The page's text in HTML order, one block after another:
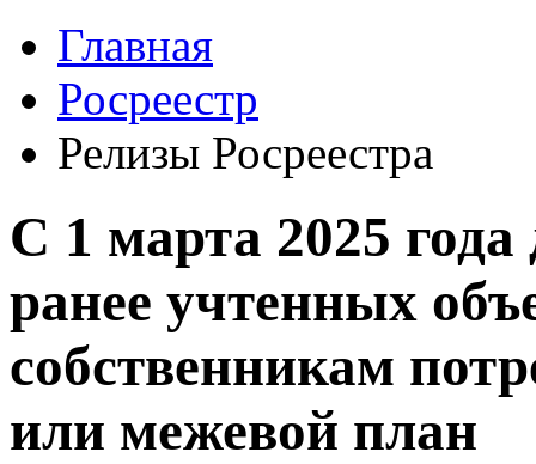
Главная
Росреестр
Релизы Росреестра
С 1 марта 2025 года
ранее учтенных
собственникам
или межевой план